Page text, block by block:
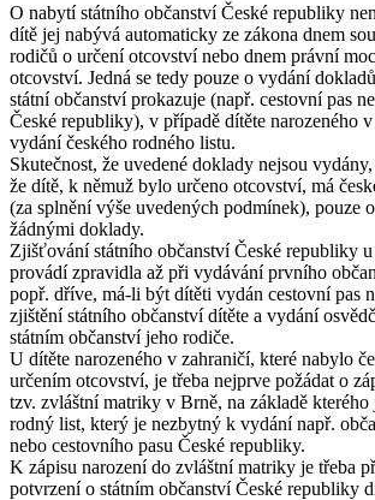
O nabytí státního občanství České republiky
dítě jej nabývá automaticky ze zákona dnem
rodičů o určení otcovství nebo dnem právní
otcovství. Jedná se tedy pouze o vydání
státní občanství prokazuje (např. cestovní pas
České republiky), v případě dítěte narozeného
vydání českého rodného listu.
Skutečnost, že uvedené doklady nejsou
že dítě, k němuž bylo určeno otcovství, má
(za splnění výše uvedených podmínek), pouze
žádnými doklady.
Zjišťování státního občanství České republiky
provádí zpravidla až při vydávání prvního
popř. dříve, má-li být dítěti vydán cestovní pas
zjištění státního občanství dítěte a vydání
státním občanství jeho rodiče.
U dítěte narozeného v zahraničí, které nabylo
určením otcovství, je třeba nejprve požádat o
tzv. zvláštní matriky v Brně, na základě
rodný list, který je nezbytný k vydání např.
nebo cestovního pasu České republiky.
K zápisu narození do zvláštní matriky je třeba
potvrzení o státním občanství České republiky